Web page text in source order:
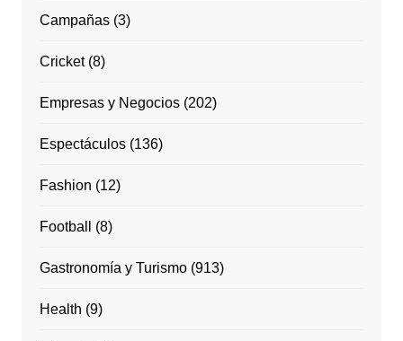
Campañas(3)
Cricket(8)
Empresas y Negocios(202)
Espectáculos(136)
Fashion (12)
Football (8)
Gastronomía y Turismo(913)
Health (9)